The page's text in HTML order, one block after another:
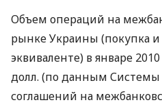
Объем операций на
рынке Украины (покупка
эквиваленте) в январе
долл. (по данным
соглашений на